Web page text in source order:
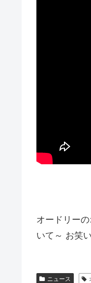
オードリー
いて～ お笑
ニュース